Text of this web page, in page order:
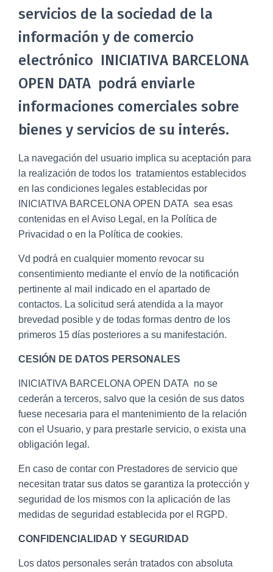
servicios de la sociedad de la
información y de comercio
electrónico INICIATIVA BARCELONA
OPEN DATA podrá enviarle
informaciones comerciales sobre
bienes y servicios de su interés.
La navegación del usuario implica su aceptación para
la realización de todos los tratamientos establecidos
en las condiciones legales establecidas por
INICIATIVA BARCELONA OPEN DATA sea esas
contenidas en el Aviso Legal, en la Política de
Privacidad o en la Política de cookies.
Vd podrá en cualquier momento revocar su
consentimiento mediante el envío de la notificación
pertinente al mail indicado en el apartado de
contactos. La solicitud será atendida a la mayor
brevedad posible y de todas formas dentro de los
primeros 15 días posteriores a su manifestación.
CESIÓN DE DATOS PERSONALES
INICIATIVA BARCELONA OPEN DATA no se
cederán a terceros, salvo que la cesión de sus datos
fuese necesaria para el mantenimiento de la relación
con el Usuario, y para prestarle servicio, o exista una
obligación legal.
En caso de contar con Prestadores de servicio que
necesitan tratar sus datos se garantiza la protección y
seguridad de los mismos con la aplicación de las
medidas de seguridad establecida por el RGPD.
CONFIDENCIALIDAD Y SEGURIDAD
Los datos personales serán tratados con absoluta